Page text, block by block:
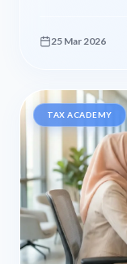
25 Mar 2026
TAX ACADEMY